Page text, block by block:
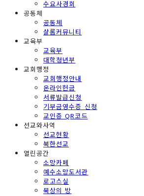
수요사경회
공동체
공동체
샬롬커뮤니티
교육부
교육부
대학청년부
교회행정
교회행정안내
온라인헌금
서류발급신청
기부금영수증 신청
교인증 QR코드
선교와사역
선교현황
북한선교
열린공간
소망카페
예수소망도서관
로고스실
묵상의 방